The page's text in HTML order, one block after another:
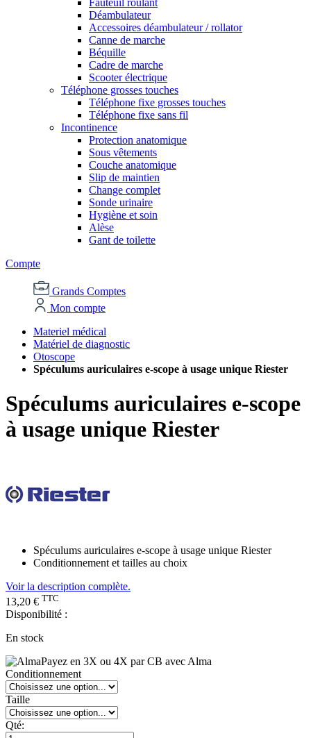
Fauteuil roulant
Déambulateur
Accessoires déambulateur / rollator
Canne de marche
Béquille
Cadre de marche
Scooter électrique
Téléphone grosses touches
Téléphone fixe grosses touches
Téléphone fixe sans fil
Incontinence
Protection anatomique
Sous vêtements
Couche anatomique
Slip de maintien
Change complet
Sonde urinaire
Hygiène et soin
Alèse
Gant de toilette
Compte
Grands Comptes
Mon compte
Materiel médical
Matériel de diagnostic
Otoscope
Spéculums auriculaires e-scope à usage unique Riester
Spéculums auriculaires e-scope
à usage unique Riester
Spéculums auriculaires e-scope à usage unique Riester
Conditionnement et tailles au choix
Voir la description complète.
13,20 € TTC
Disponibilité :
En stock
Payez en 3X ou 4X par CB avec Alma
Conditionnement
Taille
Qté: